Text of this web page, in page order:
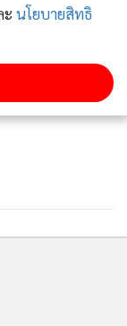
เมืองนี้เกิดความ
นายกรัฐมนตรี
ทราบ เพราะเรา
ะ นโยบายสิทธิ